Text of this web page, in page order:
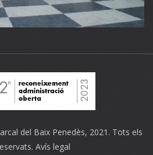
del Baix Penedès, 2021. Tots els
Avís legal